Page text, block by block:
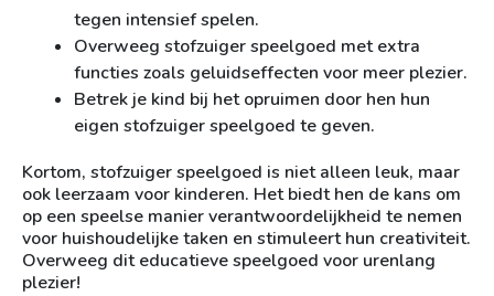
tegen intensief spelen.
Overweeg stofzuiger speelgoed met extra
functies zoals geluidseffecten voor meer plezier.
Betrek je kind bij het opruimen door hen hun
eigen stofzuiger speelgoed te geven.
Kortom, stofzuiger speelgoed is niet alleen leuk, maar
ook leerzaam voor kinderen. Het biedt hen de kans om
op een speelse manier verantwoordelijkheid te nemen
voor huishoudelijke taken en stimuleert hun creativiteit.
Overweeg dit educatieve speelgoed voor urenlang
plezier!